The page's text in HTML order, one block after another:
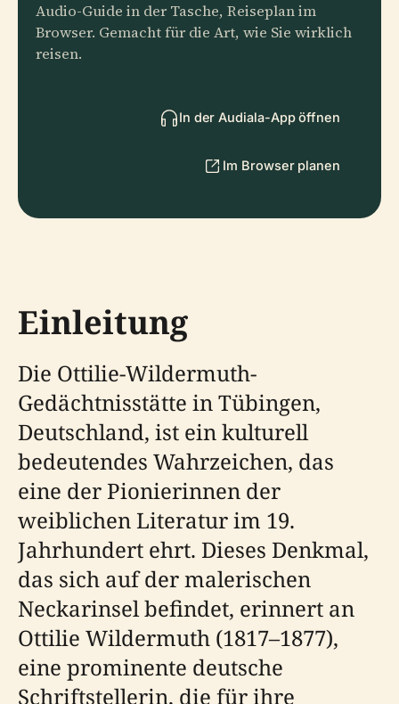
Audio-Guide in der Tasche, Reiseplan im
Browser. Gemacht für die Art, wie Sie wirklich
reisen.
In der Audiala-App öffnen
Im Browser planen
Einleitung
Die Ottilie-Wildermuth-
Gedächtnisstätte in Tübingen,
Deutschland, ist ein kulturell
bedeutendes Wahrzeichen, das
eine der Pionierinnen der
weiblichen Literatur im 19.
Jahrhundert ehrt. Dieses Denkmal,
das sich auf der malerischen
Neckarinsel befindet, erinnert an
Ottilie Wildermuth (1817–1877),
eine prominente deutsche
Schriftstellerin, die für ihre